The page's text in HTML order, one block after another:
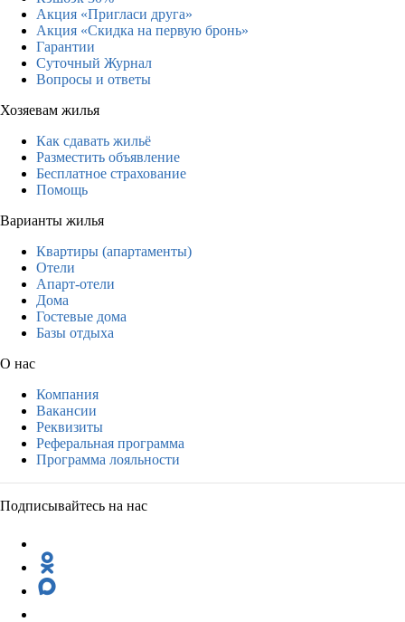
Акция «Пригласи друга»
Акция «Скидка на первую бронь»
Гарантии
Суточный Журнал
Вопросы и ответы
Хозяевам жилья
Как сдавать жильё
Разместить объявление
Бесплатное страхование
Помощь
Варианты жилья
Квартиры (апартаменты)
Отели
Апарт-отели
Дома
Гостевые дома
Базы отдыха
О нас
Компания
Вакансии
Реквизиты
Реферальная программа
Программа лояльности
Подписывайтесь на нас